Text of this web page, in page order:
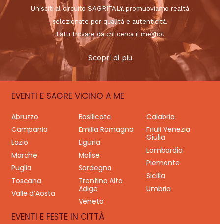
Unisciti al circuito SAGRITALY, promuoviamo realtà
selezionate per qualità e autenticità.
Fatti trovare da chi cerca il meglio!
Scopri di più
EVENTI E SAGRE VICINO A ME
Abruzzo Basilicata
Calabria
Campania
Emilia Romagna
Friuli Venezia
Giulia
Lazio
Liguria
Lombardia
Marche
Molise
Piemonte
Puglia
Sardegna
Sicilia
Toscana
Trentino Alto
Adige
Umbria
Valle d’Aosta
Veneto
EVENTI E FESTE IN CITTÀ